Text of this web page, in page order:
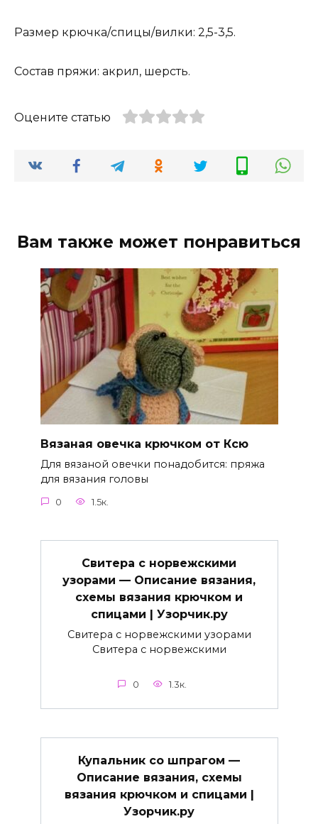
Размер крючка/спицы/вилки: 2,5-3,5.
Состав пряжи: акрил, шерсть.
Оцените статью
Вам также может понравиться
Вязаная овечка крючком от Ксю
Для вязаной овечки понадобится: пряжа
для вязания головы
0 1.5к.
Свитера с норвежскими
узорами — Описание вязания,
схемы вязания крючком и
спицами | Узорчик.ру
Свитера с норвежскими узорами
Свитера с норвежскими
0 1.3к.
Купальник со шпрагом —
Описание вязания, схемы
вязания крючком и спицами |
Узорчик.ру